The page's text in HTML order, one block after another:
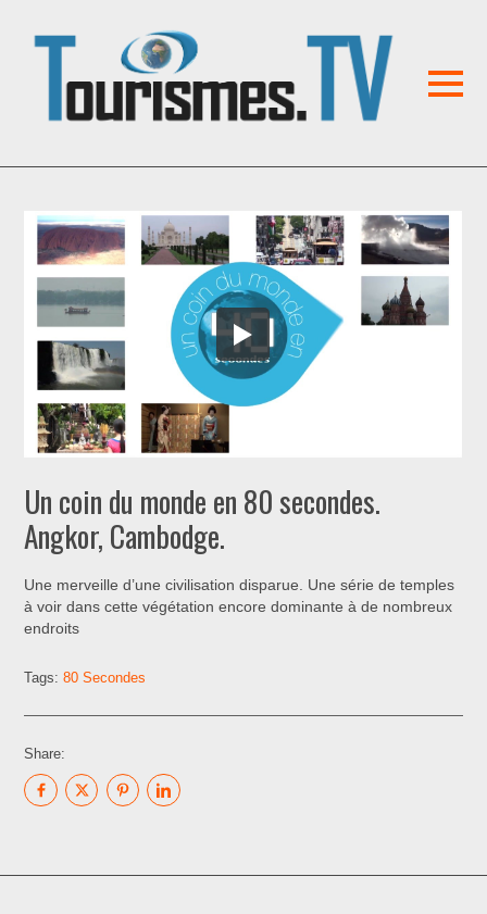
Un coin du monde en 80 secondes.
Angkor, Cambodge.
Une merveille d’une civilisation disparue. Une série de temples
à voir dans cette végétation encore dominante à de nombreux
endroits
Tags:80 Secondes
Share: